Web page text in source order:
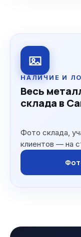
НАЛИЧИЕ И
Весь
склада в
Фото склада,
клиентов — на